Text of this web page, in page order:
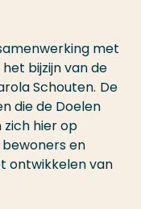
met
bijzijn van de
Schouten. De
die de Doelen
hier op
en
ontwikkelen van